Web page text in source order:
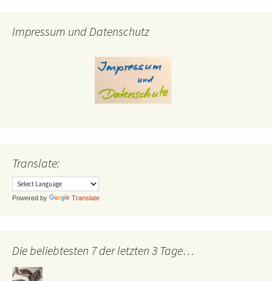
Impressum und Datenschutz
Translate:
Powered by Translate
Die beliebtesten 7 der letzten 3 Tage…